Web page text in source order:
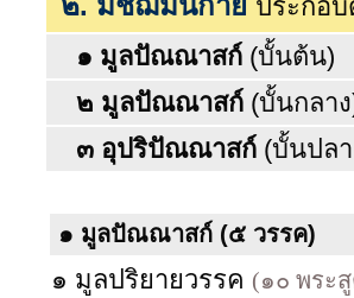
ประกอบ
๑ มูลปัณณาสก์ (บั้นต้น)
๒ มูลปัณณาสก์ (บั้นกลา
๓ อุปริปัณณาสก์ (บั้นปล
๑ มูลปัณณาสก์ (๕ วรรค)
๑ มูลปริยายวรรค (๑๐ พระ